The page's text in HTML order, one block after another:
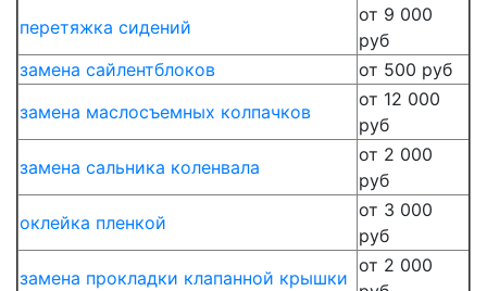
перетяжка сидений
от 9 000
руб
замена сайлентблоков
от 500 руб
замена маслосъемных колпачков
от 12 000
руб
замена сальника коленвала
от 2 000
руб
оклейка пленкой
от 3 000
руб
замена прокладки клапанной крышки
от 2 000